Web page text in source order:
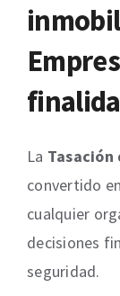
La Tasación
convertido
cualquier
decisiones
seguridad.